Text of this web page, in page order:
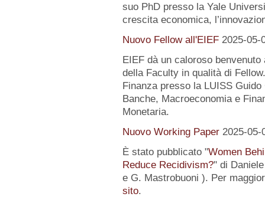
suo PhD presso la Yale
crescita economica,
Nuovo Fellow all'EIEF 2025-05-
EIEF dà un caloroso
della Faculty in qualità di
Finanza presso la LUISS
Banche, Macroeconomia e
Monetaria.
Nuovo Working Paper 2025-05-
È stato pubblicato "Women
Reduce Recidivism?" di
e G. Mastrobuoni ). Per
sito.